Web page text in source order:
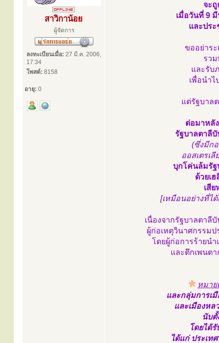
สาวิกาน้อย
ผู้จัดการ
ลงทะเบียนเมื่อ: 27 มี.ค. 2006,
17:34
โพสต์: 8158
อายุ: 0
จะถู
เมื่อวันที่ 9
และปร
ขออย่าระ
รว
และรับ
เพื่อนำ
แต่รัฐบาล
ต่อมาหลั
รัฐบาลตาลี
(ซึ่งมีก
ออสเตรเ
บุกโค่นล้มรัฐ
ด้วยเ
เสี
[เหมือนอย่างที่ไ
เนื่องจากรัฐบาลตาลี
ผู้ก่อเหตุวินาศกรรม
โดยผู้ก่อการร้ายนำ
และตึกเพนต
หมาย
และกลุ่มการเ
และเมืองหล
นับตั้
โดยได้
ได้แก่ ประเท